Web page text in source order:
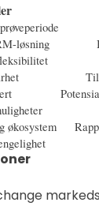
løsning
økosystem